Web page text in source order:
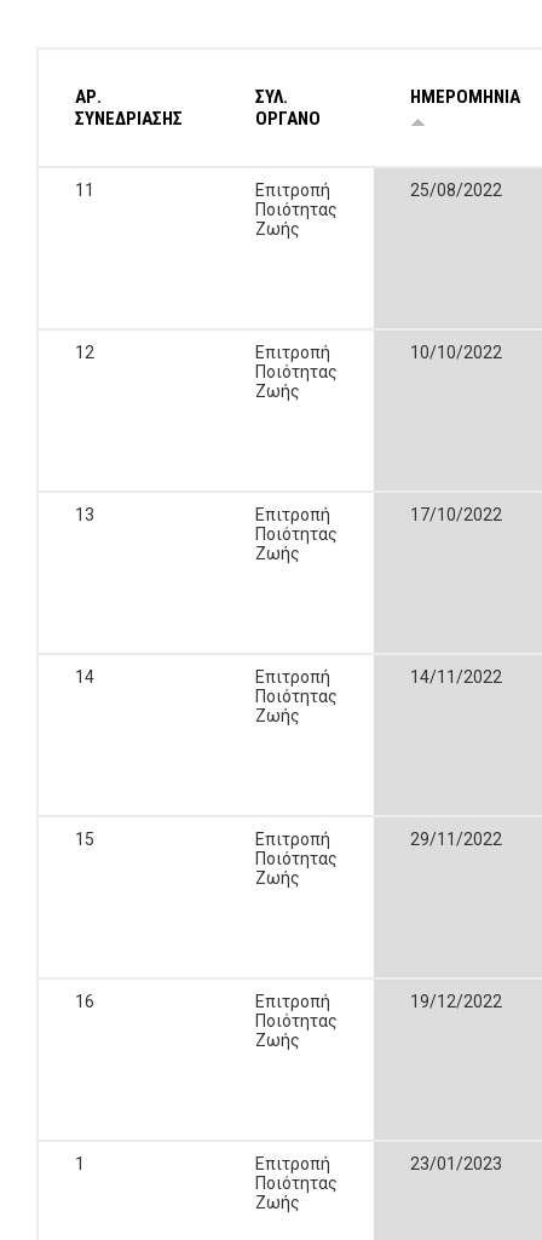
ΑΡ.
ΣΥΝΕΔΡΙΑΣΗΣ
ΣΥΛ.
ΟΡΓΑΝΟ
ΗΜΕΡΟΜΗΝΙΑ
11
Επιτροπή
Ποιότητας
Ζωής
25/08/2022
12
Επιτροπή
Ποιότητας
Ζωής
10/10/2022
13
Επιτροπή
Ποιότητας
Ζωής
17/10/2022
14
Επιτροπή
Ποιότητας
Ζωής
14/11/2022
15
Επιτροπή
Ποιότητας
Ζωής
29/11/2022
16
Επιτροπή
Ποιότητας
Ζωής
19/12/2022
1
Επιτροπή
Ποιότητας
Ζωής
23/01/2023